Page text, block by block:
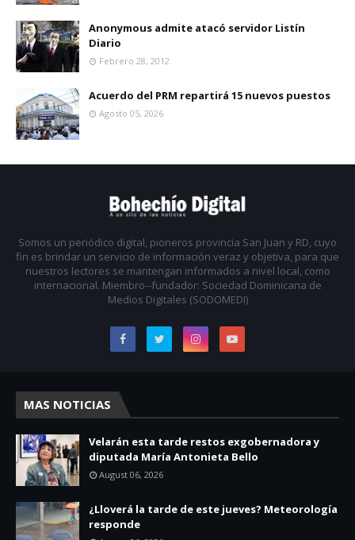
Anonymous admite atacó servidor Listín
Diario
Febrero 28, 2012
Acuerdo del PRM repartirá 15 nuevos puestos
Agosto 05, 2026
Somos un periódico digital, pioneros provincia San Juan y RD, cuyo
fin es brindar un servicio de información veraz y objetiva, para que
nuestros lectores se mantengan informados a nivel local, como
internacional. Miembro--fundador: Sociedad Dominicana de
Medios Digitales (SODOMEDI)
MAS NOTICIAS
Velarán esta tarde restos exgobernadora y
diputada María Antonieta Bello
August 06, 2026
¿Lloverá la tarde de este jueves? Meteorología
responde